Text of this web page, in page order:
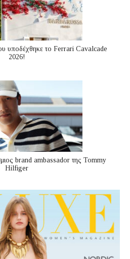
υποδέχθηκε το Ferrari Cavalcade
2026!
brand ambassador της Tommy
Hilfiger